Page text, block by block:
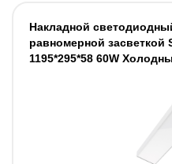
Накладной
равномерной засветкой
1195*295*58 60W